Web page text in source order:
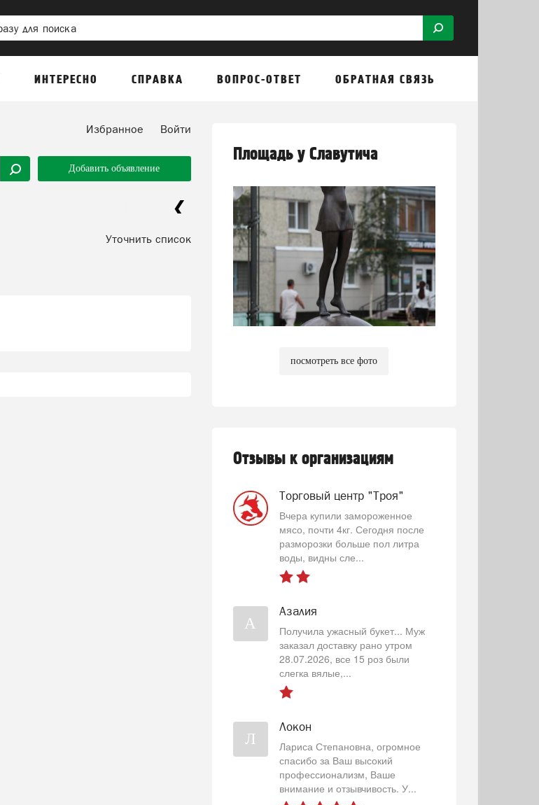
ИНТЕРЕСНО СПРАВКА ВОПРОС-ОТВЕТ ОБРАТНАЯ СВЯЗЬ
Избранное Войти
Добавить объявление
Уточнить список
Площадь у Славутича
посмотреть все фото
Отзывы к организациям
Торговый центр "Троя"
Вчера купили замороженное
мясо, почти 4кг. Сегодня после
разморозки больше пол литра
воды, видны сле...
А
Азалия
Получила ужасный букет... Муж
заказал доставку рано утром
28.07.2026, все 15 роз были
слегка вялые,...
Л
Локон
Лариса Степановна, огромное
спасибо за Ваш высокий
профессионализм, Ваше
внимание и отзывчивость. У...